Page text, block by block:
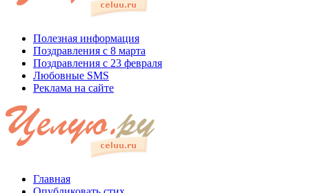
Полезная информация
Поздравления с 8 марта
Поздравления с 23 февраля
Любовные SMS
Реклама на сайте
Главная